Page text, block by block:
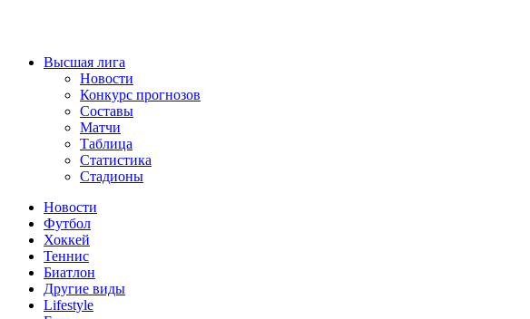
Высшая лига
Новости
Конкурс прогнозов
Составы
Матчи
Таблица
Статистика
Стадионы
Новости
Футбол
Хоккей
Теннис
Биатлон
Другие виды
Lifestyle